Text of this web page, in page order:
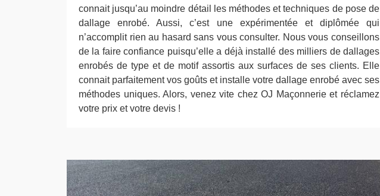
connait jusqu’au moindre détail les méthodes et techniques de pose de
dallage enrobé. Aussi, c’est une expérimentée et diplômée qui
n’accomplit rien au hasard sans vous consulter. Nous vous conseillons
de la faire confiance puisqu’elle a déjà installé des milliers de dallages
enrobés de type et de motif assortis aux surfaces de ses clients. Elle
connait parfaitement vos goûts et installe votre dallage enrobé avec ses
méthodes uniques. Alors, venez vite chez OJ Maçonnerie et réclamez
votre prix et votre devis !